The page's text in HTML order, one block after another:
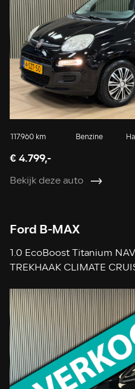
117.960 km Benzine
€ 4.799,-
Bekijk deze auto
Ford B-MAX
1.0 EcoBoost Titanium
TREKHAAK CLIMATE